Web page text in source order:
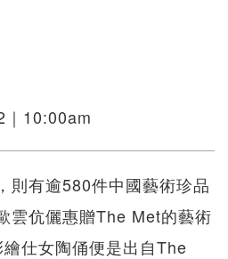
10:00am
則有逾580件中國藝術珍品
雲伉儷惠贈The Met的藝術
仕女陶俑便是出自The